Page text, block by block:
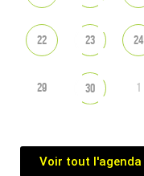
22 23 24
29 30 1
Voir tout l'agenda